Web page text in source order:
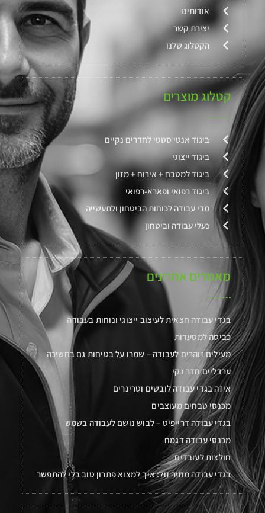
אודותינו
יצירת קשר
הקטלוג שלנו
קטלוג מוצרים
ביגוד אנטי סטטי לחדרים נקיים
ביגוד ייצוגי
ביגוד למטבח + אירוח + מזון
ביגוד רפואי ופארא-רפואי
מדי עבודה לכוחות הביטחון ולתעשייה
נעלי עבודה וביטחון
מאמרים אחרונים
בגדי עבודה חצאית לעיצוב ייצוגי ונוחות בעבודה
כביסה למסעדות
מעילים זוהרים לעבודה – שמרו על בטיחות גם בחשיכה
ערדליים חדר נקי
איזה בגדי עבודה לובשים וטרינרים
מכנסי טבחים מעוצבים
בגדי עבודה דרייפיט – לבוש נושם לעבודה בשמש
מכנסי עבודה דגמח
חולצות לעובדים
בגדי עבודה מחיר זול: איך למצוא פתרון טוב בלי להתפשר